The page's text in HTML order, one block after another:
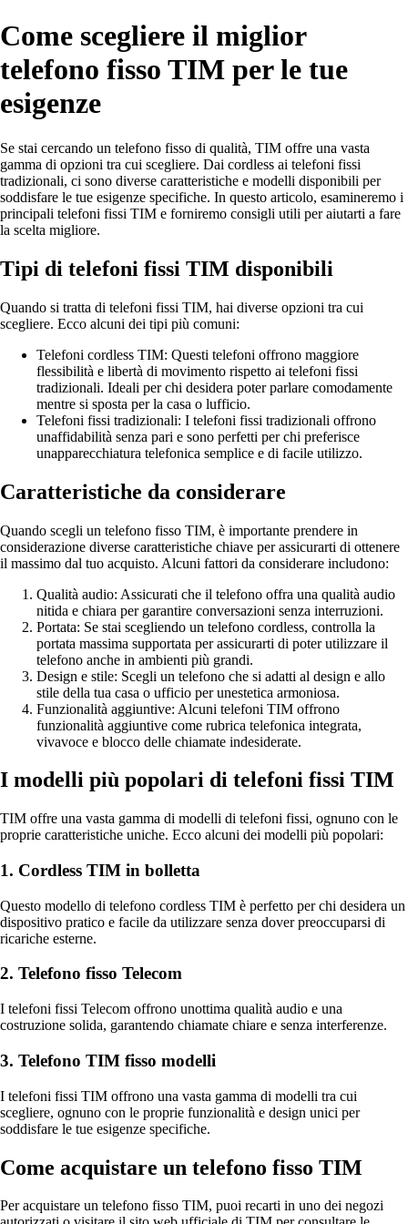
Come scegliere il miglior
telefono fisso TIM per le tue
esigenze
Se stai cercando un telefono fisso di qualità, TIM offre una vasta
gamma di opzioni tra cui scegliere. Dai cordless ai telefoni fissi
tradizionali, ci sono diverse caratteristiche e modelli disponibili per
soddisfare le tue esigenze specifiche. In questo articolo, esamineremo i
principali telefoni fissi TIM e forniremo consigli utili per aiutarti a fare
la scelta migliore.
Tipi di telefoni fissi TIM disponibili
Quando si tratta di telefoni fissi TIM, hai diverse opzioni tra cui
scegliere. Ecco alcuni dei tipi più comuni:
Telefoni cordless TIM: Questi telefoni offrono maggiore
flessibilità e libertà di movimento rispetto ai telefoni fissi
tradizionali. Ideali per chi desidera poter parlare comodamente
mentre si sposta per la casa o lufficio.
Telefoni fissi tradizionali: I telefoni fissi tradizionali offrono
unaffidabilità senza pari e sono perfetti per chi preferisce
unapparecchiatura telefonica semplice e di facile utilizzo.
Caratteristiche da considerare
Quando scegli un telefono fisso TIM, è importante prendere in
considerazione diverse caratteristiche chiave per assicurarti di ottenere
il massimo dal tuo acquisto. Alcuni fattori da considerare includono:
Qualità audio: Assicurati che il telefono offra una qualità audio
nitida e chiara per garantire conversazioni senza interruzioni.
Portata: Se stai scegliendo un telefono cordless, controlla la
portata massima supportata per assicurarti di poter utilizzare il
telefono anche in ambienti più grandi.
Design e stile: Scegli un telefono che si adatti al design e allo
stile della tua casa o ufficio per unestetica armoniosa.
Funzionalità aggiuntive: Alcuni telefoni TIM offrono
funzionalità aggiuntive come rubrica telefonica integrata,
vivavoce e blocco delle chiamate indesiderate.
I modelli più popolari di telefoni fissi TIM
TIM offre una vasta gamma di modelli di telefoni fissi, ognuno con le
proprie caratteristiche uniche. Ecco alcuni dei modelli più popolari:
1. Cordless TIM in bolletta
Questo modello di telefono cordless TIM è perfetto per chi desidera un
dispositivo pratico e facile da utilizzare senza dover preoccuparsi di
ricariche esterne.
2. Telefono fisso Telecom
I telefoni fissi Telecom offrono unottima qualità audio e una
costruzione solida, garantendo chiamate chiare e senza interferenze.
3. Telefono TIM fisso modelli
I telefoni fissi TIM offrono una vasta gamma di modelli tra cui
scegliere, ognuno con le proprie funzionalità e design unici per
soddisfare le tue esigenze specifiche.
Come acquistare un telefono fisso TIM
Per acquistare un telefono fisso TIM, puoi recarti in uno dei negozi